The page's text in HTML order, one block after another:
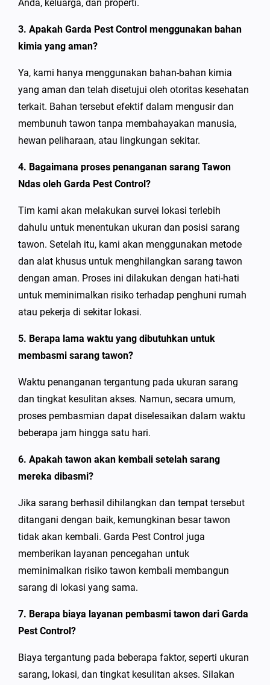
Anda, keluarga, dan properti.
3. Apakah Garda Pest Control menggunakan bahan
kimia yang aman?
Ya, kami hanya menggunakan bahan-bahan kimia
yang aman dan telah disetujui oleh otoritas kesehatan
terkait. Bahan tersebut efektif dalam mengusir dan
membunuh tawon tanpa membahayakan manusia,
hewan peliharaan, atau lingkungan sekitar.
4. Bagaimana proses penanganan sarang Tawon
Ndas oleh Garda Pest Control?
Tim kami akan melakukan survei lokasi terlebih
dahulu untuk menentukan ukuran dan posisi sarang
tawon. Setelah itu, kami akan menggunakan metode
dan alat khusus untuk menghilangkan sarang tawon
dengan aman. Proses ini dilakukan dengan hati-hati
untuk meminimalkan risiko terhadap penghuni rumah
atau pekerja di sekitar lokasi.
5. Berapa lama waktu yang dibutuhkan untuk
membasmi sarang tawon?
Waktu penanganan tergantung pada ukuran sarang
dan tingkat kesulitan akses. Namun, secara umum,
proses pembasmian dapat diselesaikan dalam waktu
beberapa jam hingga satu hari.
6. Apakah tawon akan kembali setelah sarang
mereka dibasmi?
Jika sarang berhasil dihilangkan dan tempat tersebut
ditangani dengan baik, kemungkinan besar tawon
tidak akan kembali. Garda Pest Control juga
memberikan layanan pencegahan untuk
meminimalkan risiko tawon kembali membangun
sarang di lokasi yang sama.
7. Berapa biaya layanan pembasmi tawon dari Garda
Pest Control?
Biaya tergantung pada beberapa faktor, seperti ukuran
sarang, lokasi, dan tingkat kesulitan akses. Silakan